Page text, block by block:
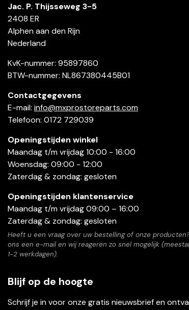
Jac. P. Thijsseweg 3-5
2408 ER
Alphen aan den Rijn
Nederland
KvK-nummer: 95897860
BTW-nummer: NL867380445B01
Contactgegevens
E-mail: info@mxprostoreparts.com
Telefoon: 0172 729039
Openingstijden winkel
Maandag t/m vrijdag 10:00 - 16:00
Woensdag: 09:00 - 12:00
Zaterdag & zondag: gesloten
Openingstijden klantenservice
Maandag t/m vrijdag 09:00 – 16:00
Zaterdag & zondag: gesloten
Heeft u een vraag over uw bestelling of onze
ons een e-mail en wij reageren zo snel mogelijk
1-2 werkdagen).
Blijf op de hoogte
Schrijf je in voor onze gratis nieuwsbrief en